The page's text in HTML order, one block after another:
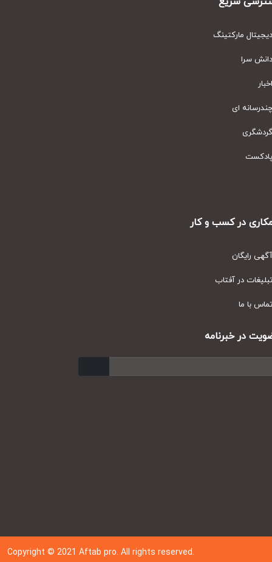
مارکتینگ
سرا
ای
در کسب و کار
رایگان
در آفتاب
با ما
در خبرنامه
Copyright © 202 1Aftab pro. All rights reserved.